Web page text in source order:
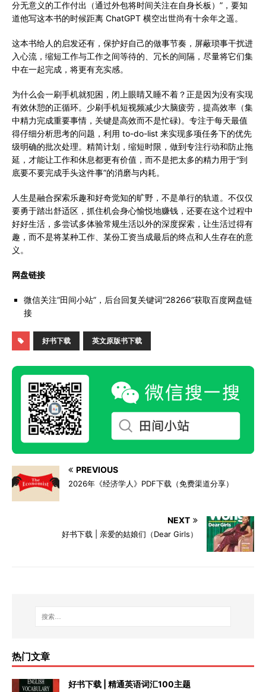
分无意义的工作付出（通过外包将时间关注在自身长板）”，要知
道他写这本书的时候距离 ChatGPT 横空出世尚有十余年之遥。
这本书给人的启发还有，保护好自己的做事节奏，屏蔽琐事干扰进
入心流，缩短工作与工作之间等待的、冗长的间隔，尽量将它们集
中在一起完成，将更有充实感。
为什么会一刷手机就犯困，闭上眼睛又睡不着？正是因为没有实现
有效休憩的正循环。少刷手机短视频减少大脑疲劳，提高效率（集
中精力完成重要事情，关键是高效而不是忙碌)。专注于每天最值
得仔细分析思考的问题，利用 to-do-list 来实现多项任务下的优先
级明确的批次处理。精简计划，缩短时限，做到专注行动和防止拖
延，才能让工作和休息都更有价值，而不是把太多的精力用于“到
底要不要完成手头这件事”的消磨与内耗。
人生是融合探索乐趣和好奇觉知的旷野，不是单行的轨道。不仅仅
要勇于踏出舒适区，抓住机会身心愉悦地赚钱，还要在这个过程中
好好生活，多尝试多体验常规生活以外的深度探索，让生活过得有
趣，而不是将某种工作、某份工资当成最后的终点和人生存在的意
义。
网盘链接
微信关注“田间小站”，后台回复关键词“28266”获取百度网盘链
接
好书下载 英文原版书下载
PREVIOUS
2026年《经济学人》PDF下载（免费渠道分享）
NEXT
好书下载 | 亲爱的姑娘们（Dear Girls）
热门文章
好书下载 | 精通英语词汇100主题